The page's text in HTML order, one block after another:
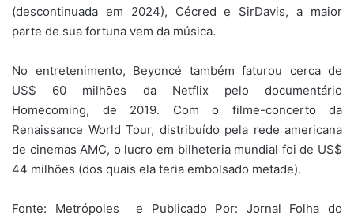
(descontinuada em 2024), Cécred e SirDavis, a maior
parte de sua fortuna vem da música.
No entretenimento, Beyoncé também faturou cerca de
US$ 60 milhões da Netflix pelo documentário
Homecoming, de 2019. Com o filme-concerto da
Renaissance World Tour, distribuído pela rede americana
de cinemas AMC, o lucro em bilheteria mundial foi de US$
44 milhões (dos quais ela teria embolsado metade).
Fonte: Metrópoles e Publicado Por: Jornal Folha do